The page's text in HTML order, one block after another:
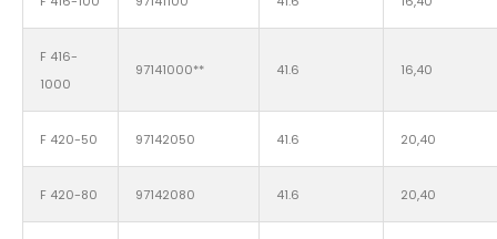
F 416-
1000
97141000** 41.6 16,40
F 420-50 97142050 41.6 20,40
F 420-80 97142080 41.6 20,40